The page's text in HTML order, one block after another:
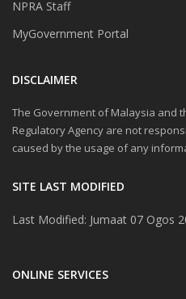
NPRA Staff
MyGovernment Portal
DISCLAIMER
The Government of Malaysia and
Regulatory Agency are not
caused by the usage of any
SITE LAST MODIFIED
Last Modified: Jumaat 07 Ogos
ONLINE SERVICES